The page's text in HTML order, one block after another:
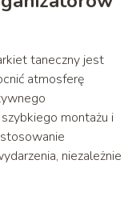
taneczny jest
atmosferę
montażu i
niezależnie